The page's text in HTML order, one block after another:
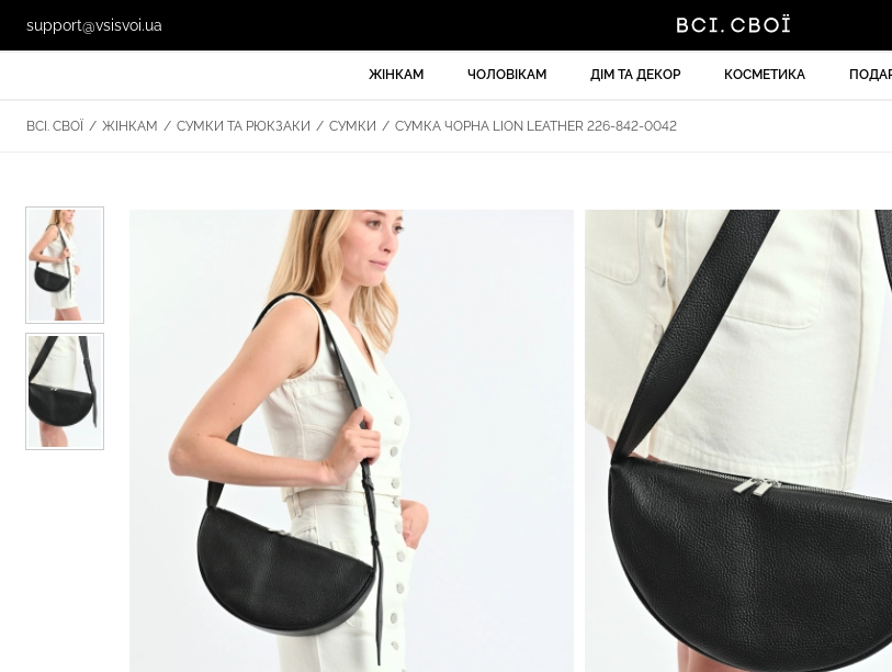
support@vsisvoi.ua
ЖІНКАМ ЧОЛОВІКАМ ДІМ ТА ДЕКОР КОСМЕТИКА
ВСІ. СВОЇ / ЖІНКАМ / СУМКИ ТА РЮКЗАКИ / СУМКИ / СУМКА ЧОРНА LION LEATHER 226-842-0042